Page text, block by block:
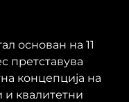
основан на 11
претставува
концепција на
квалитетни